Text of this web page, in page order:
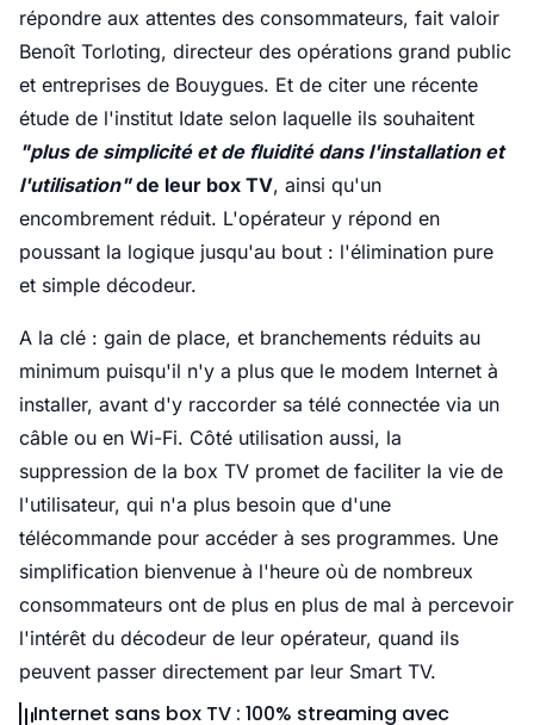
répondre aux attentes des consommateurs, fait valoir
Benoît Torloting, directeur des opérations grand public
et entreprises de Bouygues. Et de citer une récente
étude de l'institut Idate selon laquelle ils souhaitent
"plus de simplicité et de fluidité dans l'installation et
l'utilisation"de leur box TV, ainsi qu'un
encombrement réduit. L'opérateur y répond en
poussant la logique jusqu'au bout : l'élimination pure
et simple décodeur.
A la clé : gain de place, et branchements réduits au
minimum puisqu'il n'y a plus que le modem Internet à
installer, avant d'y raccorder sa télé connectée via un
câble ou en Wi-Fi. Côté utilisation aussi, la
suppression de la box TV promet de faciliter la vie de
l'utilisateur, qui n'a plus besoin que d'une
télécommande pour accéder à ses programmes. Une
simplification bienvenue à l'heure où de nombreux
consommateurs ont de plus en plus de mal à percevoir
l'intérêt du décodeur de leur opérateur, quand ils
peuvent passer directement par leur Smart TV.
Internet sans box TV : 100% streaming avec